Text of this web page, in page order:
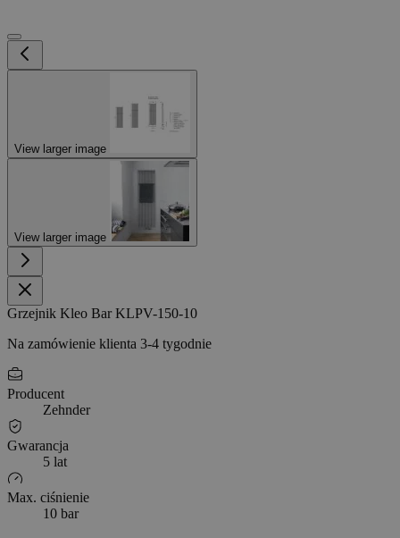
View larger image
View larger image
Grzejnik Kleo Bar KLPV-150-10
Na zamówienie klienta 3-4 tygodnie
Producent
Zehnder
Gwarancja
5 lat
Max. ciśnienie
10 bar